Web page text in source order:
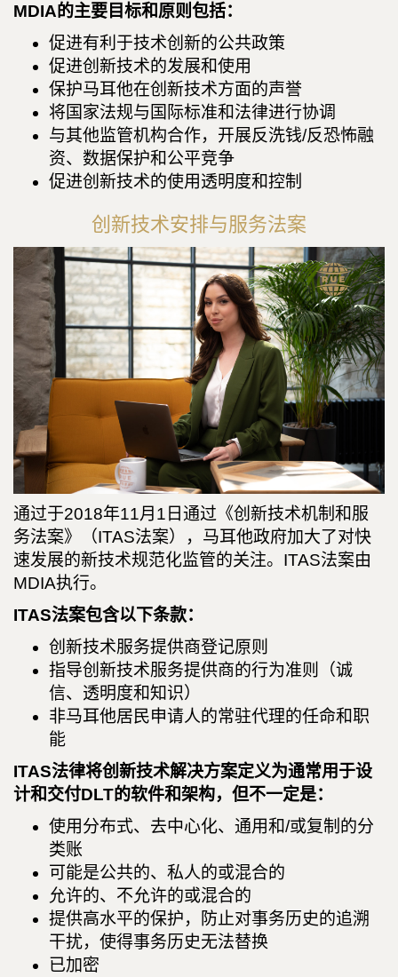
MDIA的主要目标和原则包括：
促进有利于技术创新的公共政策
促进创新技术的发展和使用
保护马耳他在创新技术方面的声誉
将国家法规与国际标准和法律进行协调
与其他监管机构合作，开展反洗钱/反恐怖融
资、数据保护和公平竞争
促进创新技术的使用透明度和控制
创新技术安排与服务法案
通过于2018年11月1日通过《创新技术机制和服
务法案》（ITAS法案），马耳他政府加大了对快
速发展的新技术规范化监管的关注。ITAS法案由
MDIA执行。
ITAS法案包含以下条款：
创新技术服务提供商登记原则
指导创新技术服务提供商的行为准则（诚
信、透明度和知识）
非马耳他居民申请人的常驻代理的任命和职
能
ITAS法律将创新技术解决方案定义为通常用于设
计和交付DLT的软件和架构，但不一定是：
使用分布式、去中心化、通用和/或复制的分
类账
可能是公共的、私人的或混合的
允许的、不允许的或混合的
提供高水平的保护，防止对事务历史的追溯
干扰，使得事务历史无法替换
已加密